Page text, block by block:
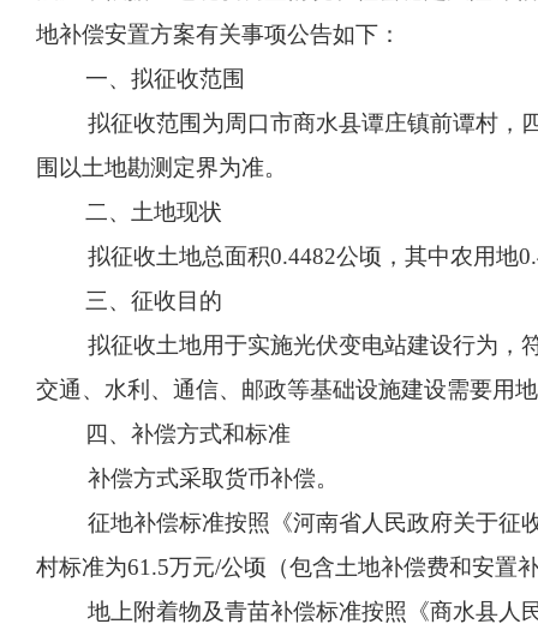
地补偿安置方案有关事项公告如下：
一、拟征收范围
拟征收范围为周口市商水县谭庄镇前谭村，
围以土地勘测定界为准。
二、土地现状
拟征收土地总面积0.4482公顷，其中农用地
三、征收目的
拟征收土地用于实施光伏变电站建设行为，
交通、水利、通信、邮政等基础设施建设需要用
四、补偿方式和标准
补偿方式采取货币补偿。
征地补偿标准按照《河南省人民政府关于征
村标准为61.5万元/公顷（包含土地补偿费和安置
地上附着物及青苗补偿标准按照《商水县人